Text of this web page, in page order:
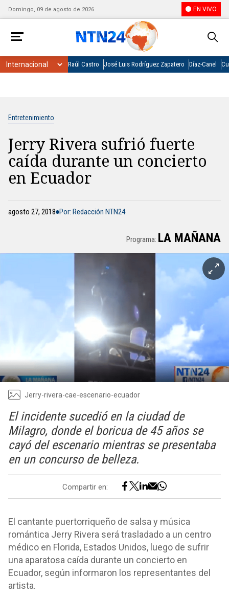
Domingo, 09 de agosto de 2026 EN VIVO
Raúl Castro José Luis Rodríguez Zapatero Díaz-Canel
Entretenimiento
Jerry Rivera sufrió fuerte
caída durante un concierto
en Ecuador
agosto 27, 2018 Por: Redacción NTN24
Programa: LA MAÑANA
Jerry-rivera-cae-escenario-ecuador
El incidente sucedió en la ciudad de
Milagro, donde el boricua de 45 años se
cayó del escenario mientras se presentaba
en un concurso de belleza.
Compartir en:
El cantante puertorriqueño de salsa y música
romántica Jerry Rivera será trasladado a un centro
médico en Florida, Estados Unidos, luego de sufrir
una aparatosa caída durante un concierto en
Ecuador, según informaron los representantes del
artista.